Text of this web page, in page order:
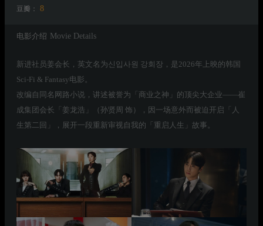
豆瓣：
8
电影介绍 Movie Details
新进社员姜会长，英文名为신입사원 강회장，是2026年上映的韩国
Sci-Fi & Fantasy电影。
改编自同名网路小说，讲述被誉为「商业之神」的顶尖大企业——崔
成集团会长「姜龙浩」（孙贤周 饰），因一场意外而被迫开启「人
生第二回」，展开一段重新审视自我的「重启人生」故事。